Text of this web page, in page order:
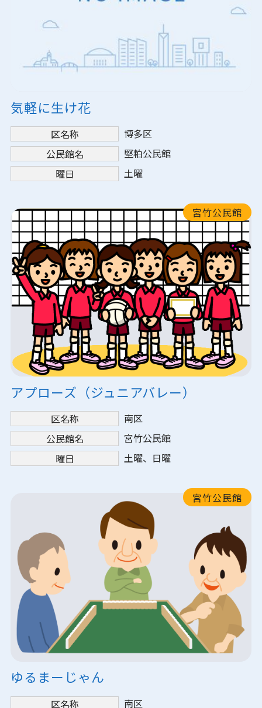
気軽に生け花
区名称
博多区
公民館名
堅粕公民館
曜日
土曜
宮竹公民館
アプローズ（ジュニアバレー）
区名称
南区
公民館名
宮竹公民館
曜日
土曜、日曜
宮竹公民館
ゆるまーじゃん
区名称
南区